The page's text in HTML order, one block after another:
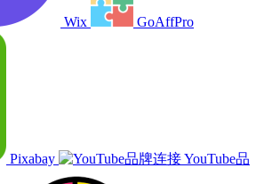
Wix GoAffPro
Pixabay YouTube品